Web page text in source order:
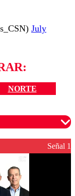
July
NORTE
un
Señal 1